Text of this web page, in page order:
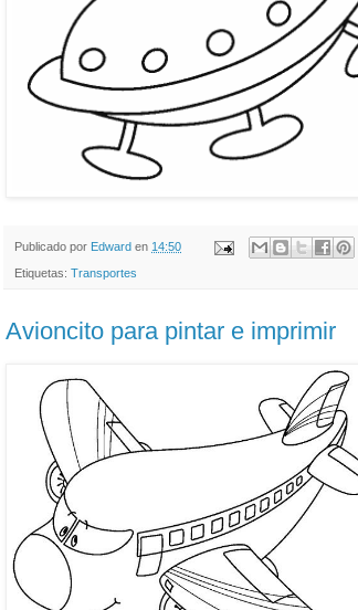
Publicado por Edward en 14:50
Etiquetas: Transportes
Avioncito para pintar e imprimir